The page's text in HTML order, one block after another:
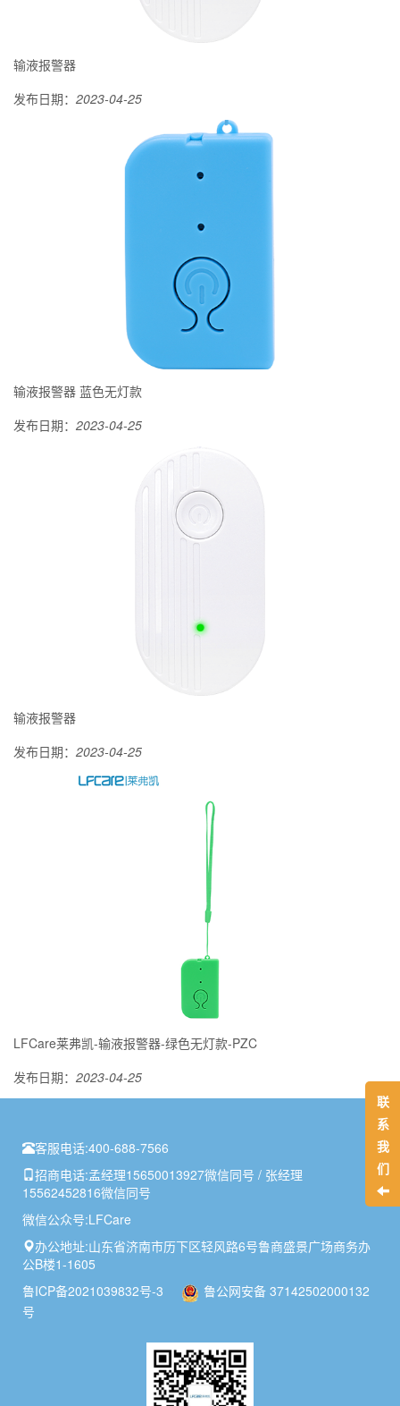
输液报警器
发布日期： 2023-04-25
输液报警器 蓝色无灯款
发布日期： 2023-04-25
输液报警器
发布日期： 2023-04-25
LFCare莱弗凯-输液报警器-绿色无灯款-PZC
发布日期： 2023-04-25
客服电话:400-688-7566
招商电话:孟经理15650013927微信同号 / 张经理
15562452816微信同号
微信公众号:LFCare
办公地址:山东省济南市历下区轻风路6号鲁商盛景广场商务办
公B楼1-1605
鲁ICP备2021039832号-3
鲁公网安备 37142502000132
号
联
系
我
们